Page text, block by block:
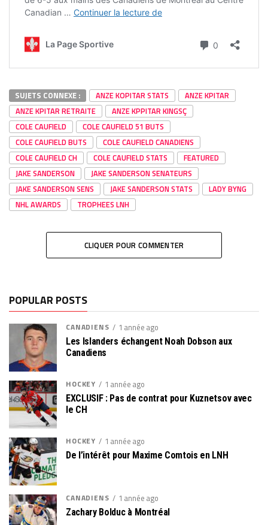
SUJETS CONNEXE : ANZE KOPITAR STATS
ANZE KPITAR
ANZE KPITAR RETRAITE
ANZE KPPITAR KINGSÇ
COLE CAUFIELD
COLE CAUFIELD 51 BUTS
COLE CAUFIELD BUTS
COLE CAUFIELD CANADIENS
COLE CAUFIELD CH
COLE CAUFIELD STATS
FEATURED
JAKE SANDERSON
JAKE SANDERSON SENATEURS
JAKE SANDERSON SENS
JAKE SANDERSON STATS
LADY BYNG
NHL AWARDS
TROPHEES LNH
CLIQUER POUR COMMENTER
POPULAR POSTS
CANADIENS 1 année ago
Les Islanders échangent Noah Dobson aux
Canadiens
HOCKEY 1 année ago
EXCLUSIF : Pas de contrat pour Kuznetsov avec
le CH
HOCKEY 1 année ago
De l’intérêt pour Maxime Comtois en LNH
CANADIENS 1 année ago
Zachary Bolduc à Montréal